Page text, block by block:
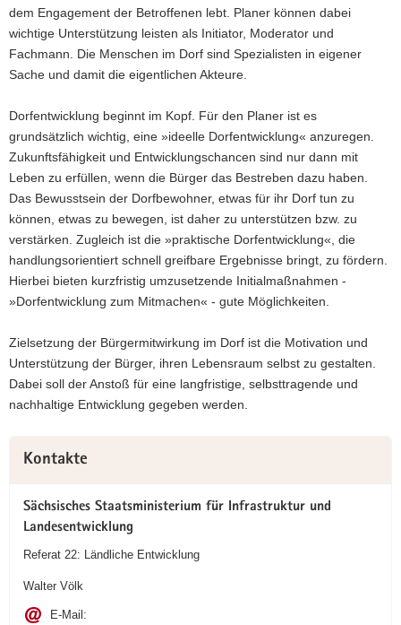
dem Engagement der Betroffenen lebt. Planer können dabei
wichtige Unterstützung leisten als Initiator, Moderator und
Fachmann. Die Menschen im Dorf sind Spezialisten in eigener
Sache und damit die eigentlichen Akteure.
Dorfentwicklung beginnt im Kopf. Für den Planer ist es
grundsätzlich wichtig, eine »ideelle Dorfentwicklung« anzuregen.
Zukunftsfähigkeit und Entwicklungschancen sind nur dann mit
Leben zu erfüllen, wenn die Bürger das Bestreben dazu haben.
Das Bewusstsein der Dorfbewohner, etwas für ihr Dorf tun zu
können, etwas zu bewegen, ist daher zu unterstützen bzw. zu
verstärken. Zugleich ist die »praktische Dorfentwicklung«, die
handlungsorientiert schnell greifbare Ergebnisse bringt, zu fördern.
Hierbei bieten kurzfristig umzusetzende Initialmaßnahmen -
»Dorfentwicklung zum Mitmachen« - gute Möglichkeiten.
Zielsetzung der Bürgermitwirkung im Dorf ist die Motivation und
Unterstützung der Bürger, ihren Lebensraum selbst zu gestalten.
Dabei soll der Anstoß für eine langfristige, selbsttragende und
nachhaltige Entwicklung gegeben werden.
Information
Kontakte
Sächsisches Staatsministerium für Infrastruktur und
Landesentwicklung
Referat 22: Ländliche Entwicklung
Walter Völk
E-Mail: